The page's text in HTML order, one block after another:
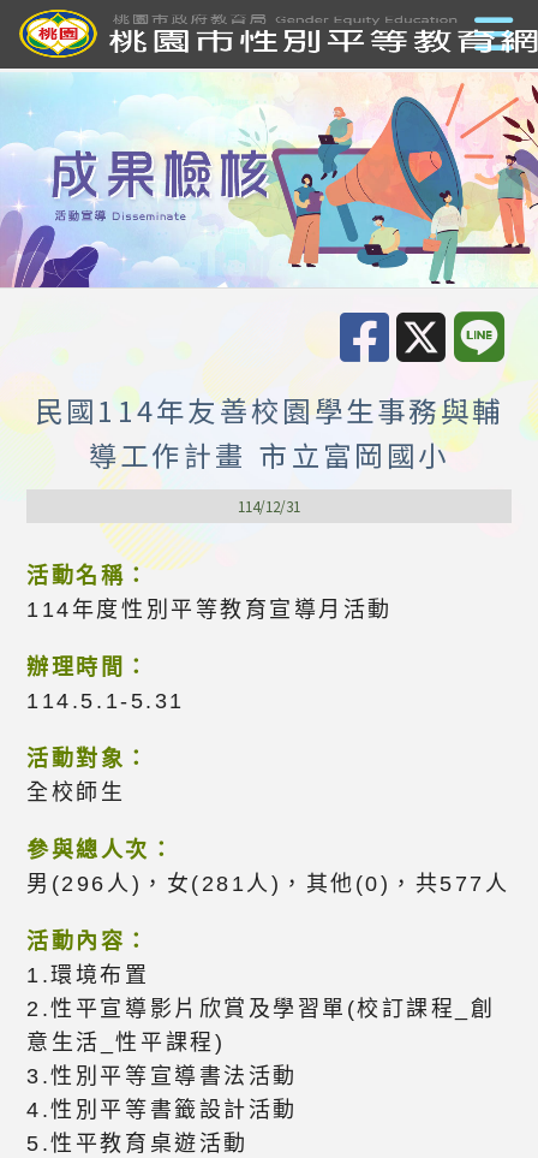
民國114年友善校園學生事務與輔
導工作計畫 市立富岡國小
114/12/31
活動名稱：
114年度性別平等教育宣導月活動
辦理時間：
114.5.1-5.31
活動對象：
全校師生
參與總人次：
男(296人)，女(281人)，其他(0)，共577人
活動內容：
1.環境布置
2.性平宣導影片欣賞及學習單(校訂課程_創
意生活_性平課程)
3.性別平等宣導書法活動
4.性別平等書籤設計活動
5.性平教育桌遊活動